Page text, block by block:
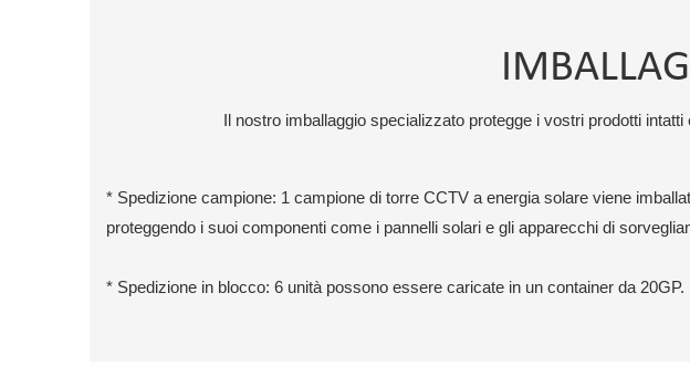
Il nostro imballaggio specializzato protegge i vostri prodotti
* Spedizione campione: 1 campione di torre CCTV a energia solare viene
proteggendo i suoi componenti come i pannelli solari e gli apparecchi di
* Spedizione in blocco: 6 unità possono essere caricate in un container da